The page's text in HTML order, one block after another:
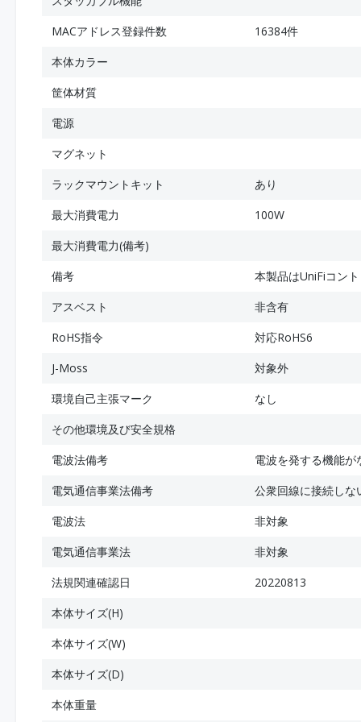
MACアドレス登録件数
16384件
本体カラー
筐体材質
電源
マグネット
ラックマウントキット
あり
最大消費電力
100W
最大消費電力(備考)
備考
本製品はUniFiコン
アスベスト
非含有
RoHS指令
対応RoHS6
J-Moss
対象外
環境自己主張マーク
なし
その他環境及び安全規格
電波法備考
電波を発する機能が
電気通信事業法備考
公衆回線に接続しな
電波法
非対象
電気通信事業法
非対象
法規関連確認日
20220813
本体サイズ(H)
本体サイズ(W)
本体サイズ(D)
本体重量